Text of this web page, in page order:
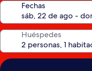
Fechas
Huéspedes